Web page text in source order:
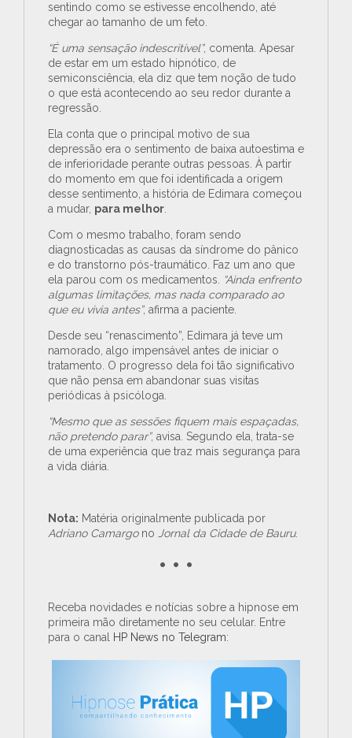
sentindo como se estivesse encolhendo, até
chegar ao tamanho de um feto.
“É uma sensação indescritível”, comenta. Apesar
de estar em um estado hipnótico, de
semiconsciência, ela diz que tem noção de tudo
o que está acontecendo ao seu redor durante a
regressão.
Ela conta que o principal motivo de sua
depressão era o sentimento de baixa autoestima e
de inferioridade perante outras pessoas. À partir
do momento em que foi identificada a origem
desse sentimento, a história de Edimara começou
a mudar, para melhor.
Com o mesmo trabalho, foram sendo
diagnosticadas as causas da síndrome do pânico
e do transtorno pós-traumático. Faz um ano que
ela parou com os medicamentos.
“Ainda enfrento
algumas limitações, mas nada comparado ao
que eu vivia antes”, afirma a paciente.
Desde seu “renascimento”, Edimara já teve um
namorado, algo impensável antes de iniciar o
tratamento. O progresso dela foi tão significativo
que não pensa em abandonar suas visitas
periódicas à psicóloga.
“Mesmo que as sessões fiquem mais espaçadas,
não pretendo parar”, avisa. Segundo ela, trata-se
de uma experiência que traz mais segurança para
a vida diária.
Nota: Matéria originalmente publicada por
Adriano Camargono Jornal da Cidade de Bauru.
• • •
Receba novidades e notícias sobre a hipnose em
primeira mão diretamente no seu celular. Entre
para o canal
HP News no Telegram: